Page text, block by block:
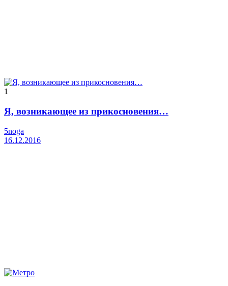
1
Я, возникающее из прикосновения…
5noga
16.12.2016